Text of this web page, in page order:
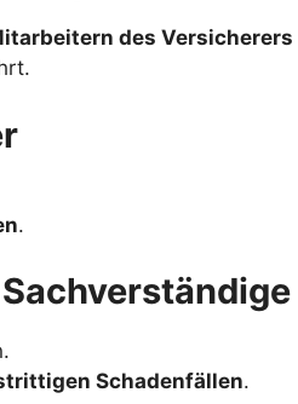
des Versicherers
.
Schadenfällen.